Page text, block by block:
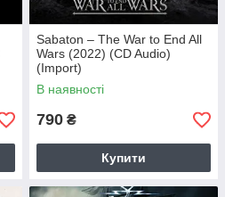
Sabaton – The War to End All
Wars (2022) (CD Audio)
(Import)
В наявності
790 ₴
Купити